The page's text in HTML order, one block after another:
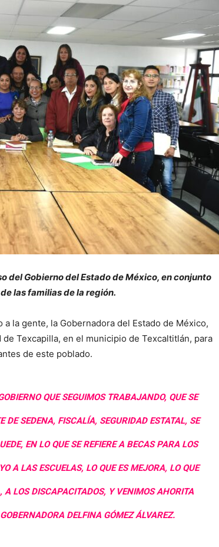
del Gobierno del Estado de México, en conjunto
las familias de la región.
la gente, la Gobernadora del Estado de México,
Texcapilla, en el municipio de Texcaltitlán, para
de este poblado.
QUE SEGUIMOS TRABAJANDO, QUE SE
DE SEDENA, FISCALÍA, SEGURIDAD ESTATAL, SE
EN LO QUE SE REFIERE A BECAS PARA LOS
A LAS ESCUELAS, LO QUE ES MEJORA, LO QUE
A LOS DISCAPACITADOS, Y VENIMOS AHORITA
DELFINA GÓMEZ ÁLVAREZ.